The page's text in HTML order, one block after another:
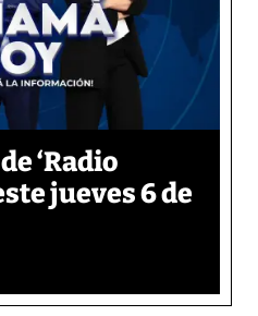
‘Radio
jueves 6 de